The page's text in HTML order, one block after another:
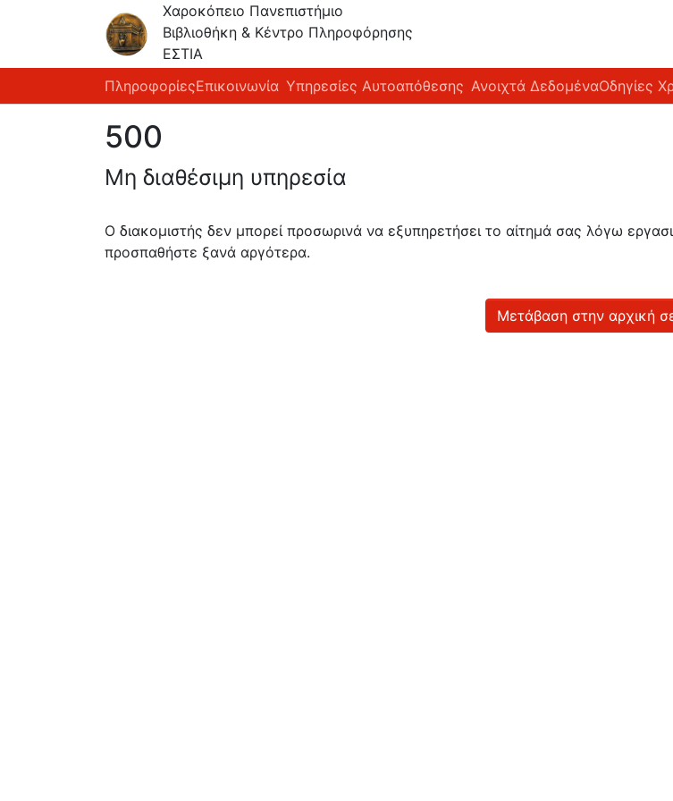
Χαροκόπειο Πανεπιστήμιο
Βιβλιοθήκη & Κέντρο Πληροφόρησης
ΕΣΤΙΑ
ΠληροφορίεςΕπικοινωνία Υπηρεσίες Αυτοαπόθεσης Ανοιχτά ΔεδομέναΟδηγίες
500
Μη διαθέσιμη υπηρεσία
Ο διακομιστής δεν μπορεί προσωρινά να εξυπηρετήσει το αίτημά σας λόγω
προσπαθήστε ξανά αργότερα.
Μετάβαση στην αρχική